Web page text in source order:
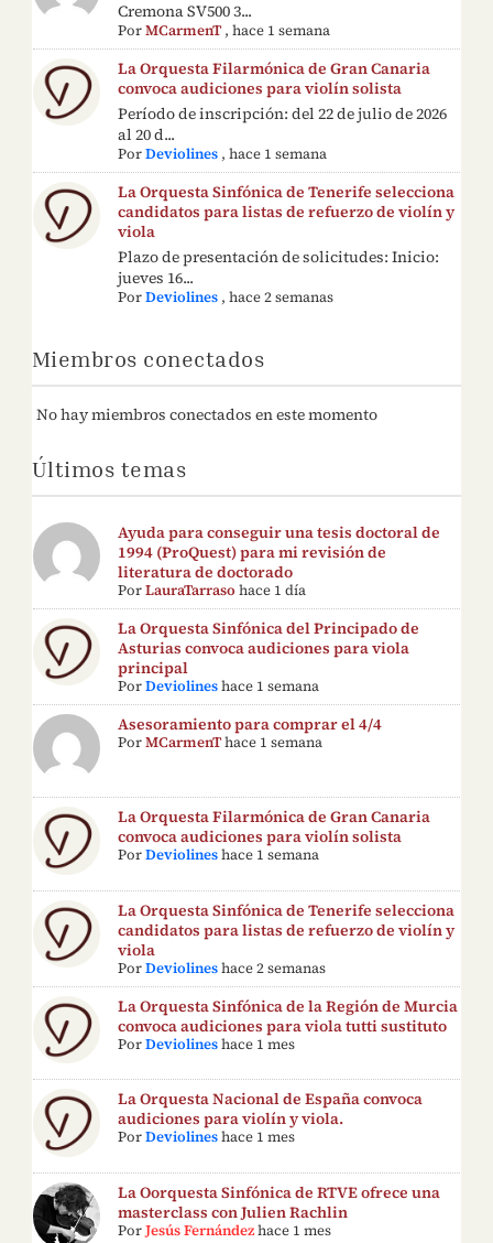
Cremona SV500 3...
PorMCarmenT,hace 1 semana
La Orquesta Filarmónica de Gran Canaria
convoca audiciones para violín solista
Período de inscripción: del 22 de julio de 2026
al 20 d...
PorDeviolines ,hace 1 semana
La Orquesta Sinfónica de Tenerife selecciona
candidatos para listas de refuerzo de violín y
viola
Plazo de presentación de solicitudes: Inicio:
jueves 16...
PorDeviolines ,hace 2 semanas
Miembros conectados
No hay miembros conectados en este momento
Últimos temas
Ayuda para conseguir una tesis doctoral de
1994 (ProQuest) para mi revisión de
literatura de doctorado
PorLauraTarraso hace 1 día
La Orquesta Sinfónica del Principado de
Asturias convoca audiciones para viola
principal
PorDeviolines hace 1 semana
Asesoramiento para comprar el 4/4
PorMCarmenThace 1 semana
La Orquesta Filarmónica de Gran Canaria
convoca audiciones para violín solista
PorDeviolines hace 1 semana
La Orquesta Sinfónica de Tenerife selecciona
candidatos para listas de refuerzo de violín y
viola
PorDeviolines hace 2 semanas
La Orquesta Sinfónica de la Región de Murcia
convoca audiciones para viola tutti sustituto
PorDeviolines hace 1 mes
La Orquesta Nacional de España convoca
audiciones para violín y viola.
PorDeviolines hace 1 mes
La Oorquesta Sinfónica de RTVE ofrece una
masterclass con Julien Rachlin
PorJesús Fernández hace 1 mes